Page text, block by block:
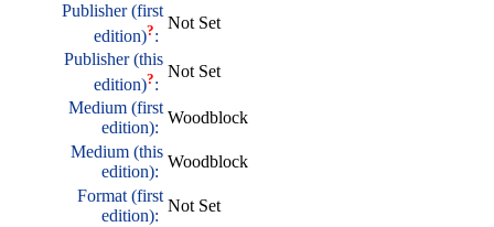
Publisher (first
edition)?:
Not Set
Publisher (this
edition)?:
Not Set
Medium (first
edition):
Woodblock
Medium (this
edition):
Woodblock
Format (first
edition):
Not Set